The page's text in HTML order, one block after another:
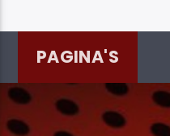
PAGINA'S